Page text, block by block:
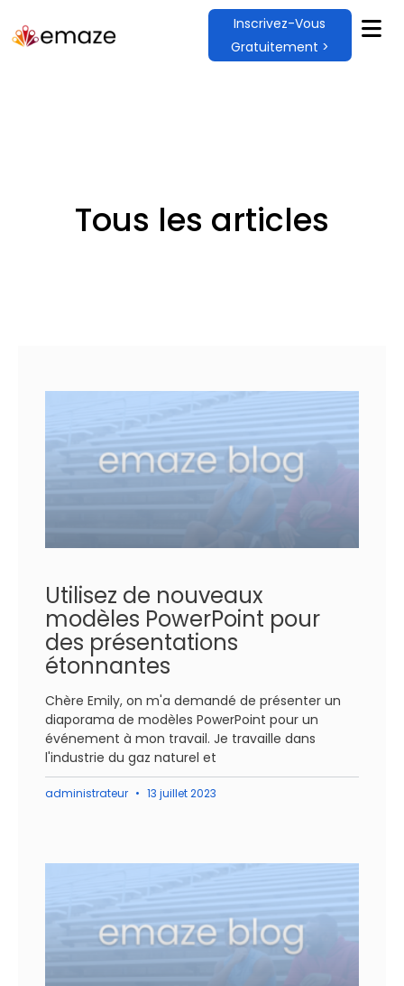
Inscrivez-Vous
Gratuitement >
Tous les articles
Utilisez de nouveaux
modèles PowerPoint pour
des présentations
étonnantes
Chère Emily, on m'a demandé de présenter un
diaporama de modèles PowerPoint pour un
événement à mon travail. Je travaille dans
l'industrie du gaz naturel et
administrateur 13 juillet 2023